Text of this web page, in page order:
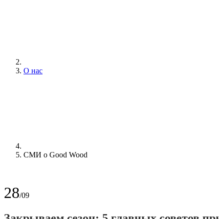
О нас
СМИ о Good Wood
28/09